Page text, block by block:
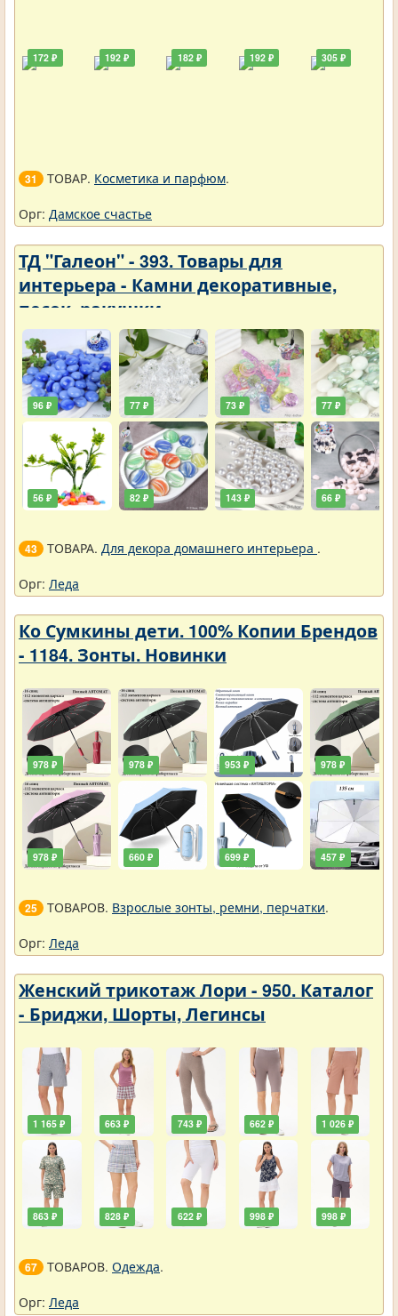
172 ₽ 192 ₽ 182 ₽ 192 ₽ 305 ₽
31 ТОВАР. Косметика и парфюм.
Орг: Дамское счастье
ТД "Галеон" - 393. Товары для
интерьера - Камни декоративные,
песок, ракушки
96 ₽
56 ₽
77 ₽
82 ₽
73 ₽
143 ₽
77 ₽
66 ₽
43 ТОВАРА. Для декора домашнего интерьера .
Орг: Леда
Ко Сумкины дети. 100% Копии Брендов
- 1184. Зонты. Новинки
978 ₽
978 ₽
978 ₽
660 ₽
953 ₽
699 ₽
978 ₽
457 ₽
25 ТОВАРОВ. Взрослые зонты, ремни, перчатки.
Орг: Леда
Женский трикотаж Лори - 950. Каталог
- Бриджи, Шорты, Легинсы
1 165 ₽
863 ₽
663 ₽
828 ₽
743 ₽
622 ₽
662 ₽
998 ₽
1 026 ₽
998 ₽
67 ТОВАРОВ. Одежда.
Орг: Леда